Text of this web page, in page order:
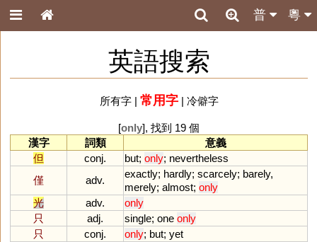
粵
普
英語搜索
所有字| 常用字| 冷僻字
[only], 找到 19 個
漢字
詞類
意義
但
conj. but; only; nevertheless
僅
adv.
exactly; hardly; scarcely; barely,
merely; almost; only
光
adv.
only
只
adj. single; one only
只
conj. only; but; yet